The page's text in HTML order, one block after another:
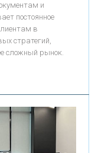
за пять лет
и
постоянное
в
стратегий,
сложный рынок.